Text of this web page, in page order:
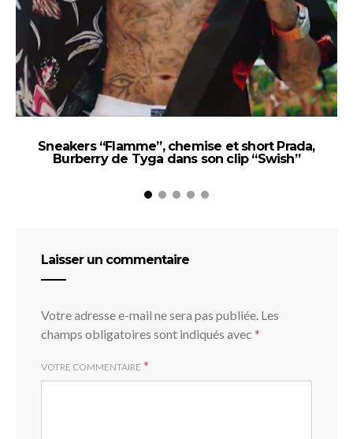
Sneakers “Flamme”, chemise et short Prada,
Burberry de Tyga dans son clip “Swish”
Laisser un commentaire
Votre adresse e-mail ne sera pas publiée. Les
champs obligatoires sont indiqués avec *
VOTRE COMMENTAIRE *